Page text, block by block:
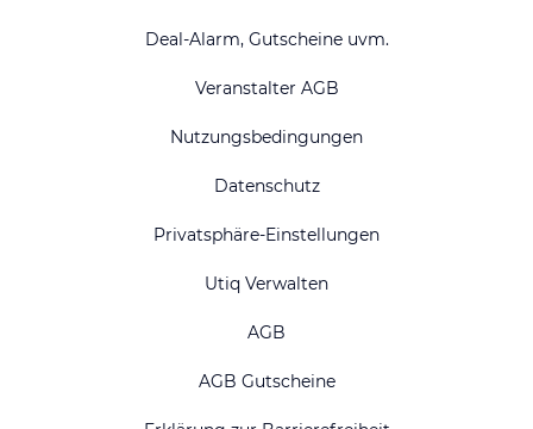
Deal-Alarm, Gutscheine uvm.
Veranstalter AGB
Nutzungsbedingungen
Datenschutz
Privatsphäre-Einstellungen
Utiq Verwalten
AGB
AGB Gutscheine